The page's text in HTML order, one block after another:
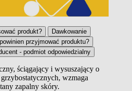
produkt?
Dawkowanie
przyjmować produktu?
- podmiot odpowiedzialny
ściągający i wysuszający o
wzmaga
zapalny skóry.